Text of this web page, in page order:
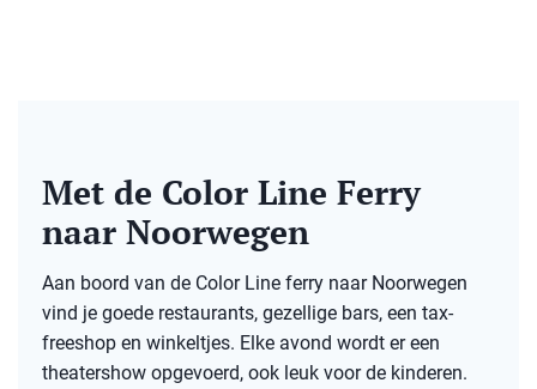
Met de Color Line Ferry
naar Noorwegen
Aan boord van de Color Line ferry naar Noorwegen
vind je goede restaurants, gezellige bars, een tax-
freeshop en winkeltjes. Elke avond wordt er een
theatershow opgevoerd, ook leuk voor de kinderen.